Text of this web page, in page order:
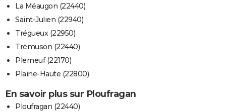
La Méaugon (22440)
Saint-Julien (22940)
Trégueux (22950)
Trémuson (22440)
Plerneuf (22170)
Plaine-Haute (22800)
En savoir plus sur Ploufragan
Ploufragan (22440)